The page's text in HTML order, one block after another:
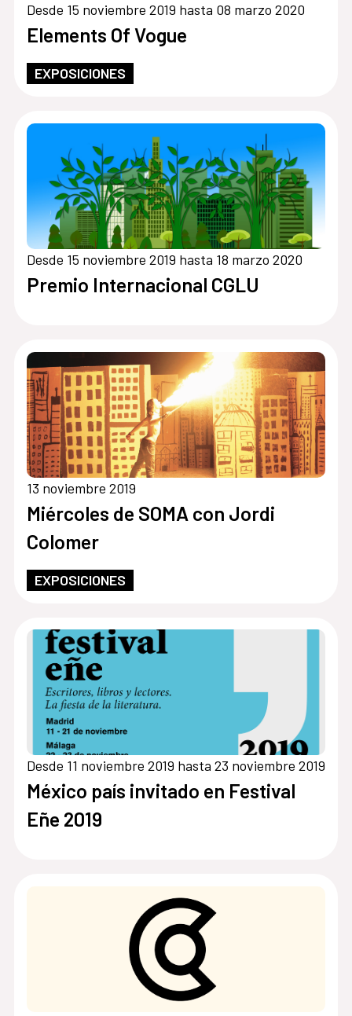
Desde 15 noviembre 2019 hasta 08 marzo 2020
Elements Of Vogue
EXPOSICIONES
Desde 15 noviembre 2019 hasta 18 marzo 2020
Premio Internacional CGLU
13 noviembre 2019
Miércoles de SOMA con Jordi
Colomer
EXPOSICIONES
Desde 11 noviembre 2019 hasta 23 noviembre 2019
México país invitado en Festival
Eñe 2019